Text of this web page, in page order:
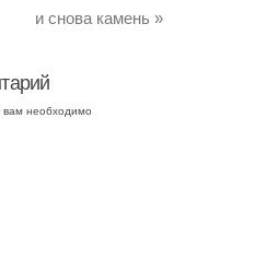
и снова камень »
вам необходимо